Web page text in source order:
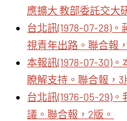
應擴大 教部委託交大
台北訊(1978-07-28)
視青年出路。聯合報，
本報訊(1978-07-30)
瞭解支持。聯合報，3
台北訊(1976-05-29)
議。聯合報，2版。